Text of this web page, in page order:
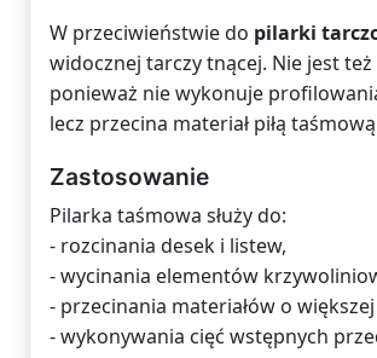
W przeciwieństwie do pilarki
widocznej tarczy tnącej. Nie jest
ponieważ nie wykonuje
lecz przecina materiał piłą
Zastosowanie
Pilarka taśmowa służy do:
- rozcinania desek i listew,
- wycinania elementów
- przecinania materiałów o
- wykonywania cięć wstępnych